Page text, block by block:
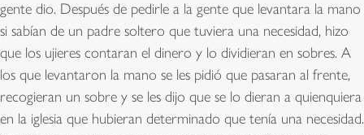
gente dio. Después de pedirle a la gente que levantara la mano
si sabían de un padre soltero que tuviera una necesidad, hizo
que los ujieres contaran el dinero y lo dividieran en sobres. A
los que levantaron la mano se les pidió que pasaran al frente,
recogieran un sobre y se les dijo que se lo dieran a quienquiera
en la iglesia que hubieran determinado que tenía una necesidad.